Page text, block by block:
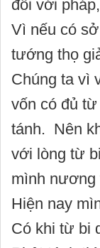
đối với
Vì nếu có
tướng thọ
Chúng ta vì
vốn có đủ
tánh. Nên
với lòng từ
mình nương
Hiện nay
Có khi từ bi